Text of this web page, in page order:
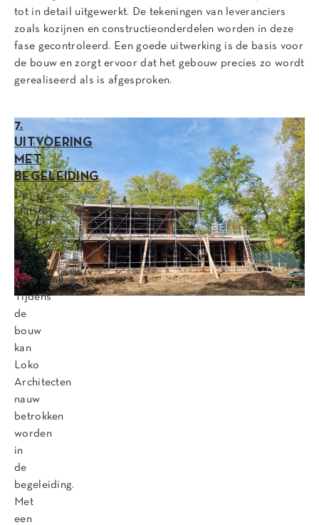
tot in detail uitgewerkt. De tekeningen van leveranciers
zoals kozijnen en constructieonderdelen worden in deze
fase gecontroleerd. Een goede uitwerking is de basis voor
de bouw en zorgt ervoor dat het gebouw precies zo wordt
gerealiseerd als is afgesproken.
7.
UITVOERING
MET
BEGELEIDING
De
laatste
fase
is
de
uitvoering.
Tijdens
de
bouw
kan
Loko
Architecten
nauw
betrokken
worden
in
de
begeleiding.
Met
een